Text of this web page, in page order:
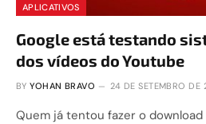
APLICATIVOS
Google está testando
dos vídeos do Youtube
BY YOHAN BRAVO 24 DE SETEMBRO DE
Quem já tentou fazer o